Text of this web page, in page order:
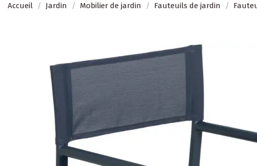
Accueil Jardin Mobilier de jardin Fauteuils de jardin